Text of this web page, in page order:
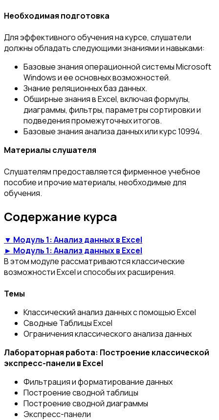
Необходимая подготовка
Для эффективного обучения на курсе, слушатели
должны обладать следующими знаниями и навыками:
Базовые знания операционной системы Microsoft
Windows и ее основных возможностей.
Знание реляционных баз данных.
Обширные знания в Excel, включая формулы,
диаграммы, фильтры, параметры сортировки и
подведения промежуточных итогов.
Базовые знания анализа данных или курс 10994.
Материалы слушателя
Слушателям предоставляется фирменное учебное
пособие и прочие материалы, необходимые для
обучения.
Содержание курса
▼ Модуль 1: Анализ данных в Excel
► Модуль 1: Анализ данных в Excel
В этом модуле рассматриваются классические
возможности Excel и способы их расширения.
Темы
Классический анализ данных с помощью Excel
Сводные Таблицы Excel
Ограничения классического анализа данных
Лабораторная работа: Построение классической
экспресс-панели в Excel
Фильтрация и форматирование данных
Построение сводной таблицы
Построение сводной диаграммы
Экспресс-панели